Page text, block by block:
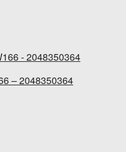
– 2048350364